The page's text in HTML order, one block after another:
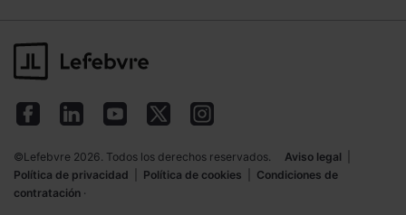
©Lefebvre 2026. Todos los derechos reservados. Aviso legal
Política de privacidad
Política de cookies
Condiciones de
contratación ·